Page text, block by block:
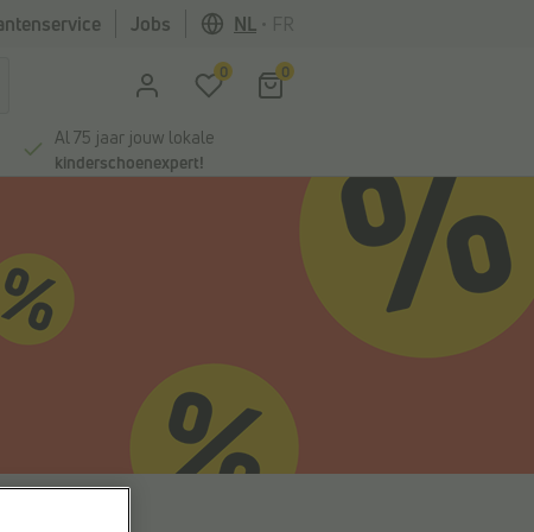
Jobs NL
0 0
Al 75 jaar jouw lokale
kinderschoenexpert!